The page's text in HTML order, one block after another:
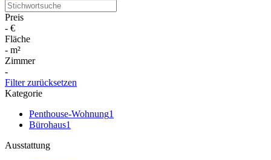
Preis
- €
Fläche
- m²
Zimmer
-
Filter zurücksetzen
Kategorie
Penthouse-Wohnung1
Bürohaus1
Ausstattung